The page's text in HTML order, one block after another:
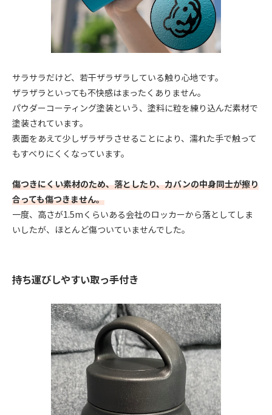
サラサラだけど、若干ザラザラしている触り心地です。
ザラザラといっても不快感はまったくありません。
パウダーコーティング塗装という、塗料に粒を練り込んだ素材で
塗装されています。
表面をあえて少しザラザラさせることにより、濡れた手で触って
もすべりにくくなっています。
傷つきにくい素材のため、落としたり、カバンの中身同士が擦り
合っても傷つきません。
一度、高さが1.5mくらいある会社のロッカーから落としてしま
いしたが、ほとんど傷ついていませんでした。
持ち運びしやすい取っ手付き